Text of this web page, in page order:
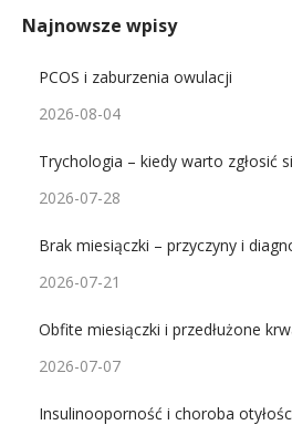
Najnowsze wpisy
PCOS i zaburzenia owulacji
2026-08-04
Trychologia – kiedy warto zgłosić
2026-07-28
Brak miesiączki – przyczyny i
2026-07-21
Obfite miesiączki i przedłużone
2026-07-07
Insulinooporność i choroba